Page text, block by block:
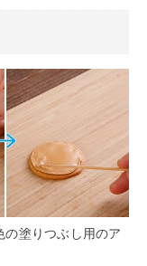
塗りつぶし用のア